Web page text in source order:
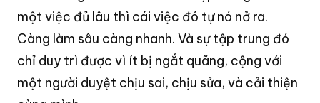
một việc đủ lâu thì cái việc đó tự nó nở ra.
Càng làm sâu càng nhanh. Và sự tập trung đó
chỉ duy trì được vì ít bị ngắt quãng, cộng với
một người duyệt chịu sai, chịu sửa, và cải thiện